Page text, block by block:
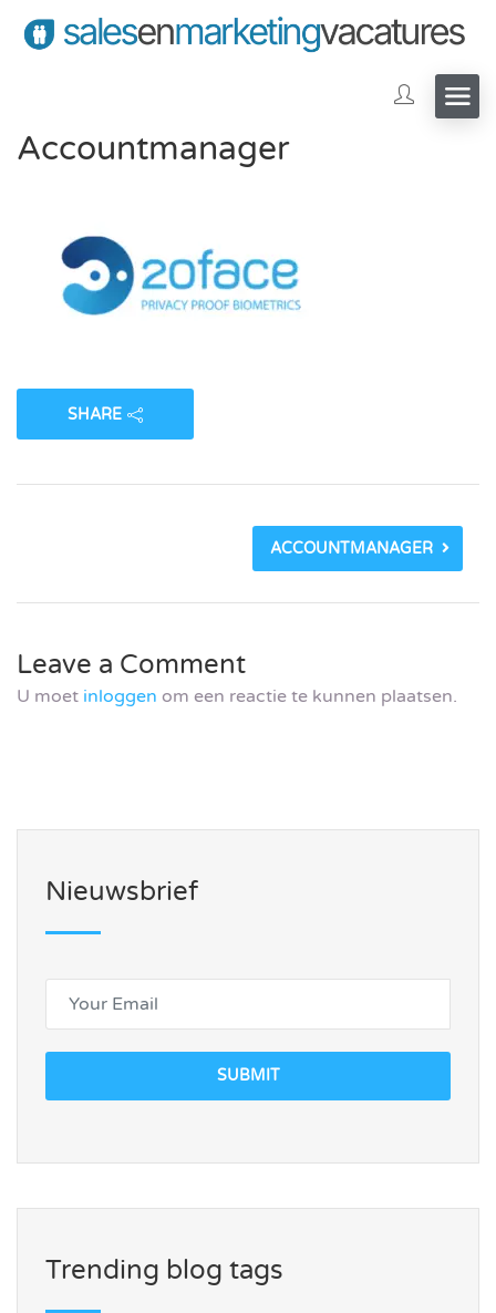
Accountmanager
SHARE
ACCOUNTMANAGER
Leave a Comment
U moet inloggen om een reactie te kunnen plaatsen.
Nieuwsbrief
SUBMIT
Trending blog tags